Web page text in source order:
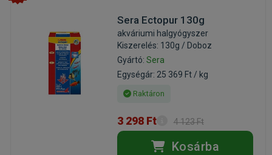
Sera Ectopur 130g
akváriumi halgyógyszer
Kiszerelés: 130g / Doboz
Gyártó: Sera
Egységár: 25 369 Ft / kg
Raktáron
3 298 Ft 4 123 Ft
Kosárba